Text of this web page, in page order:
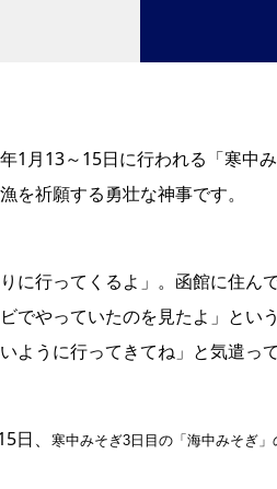
1月13～15日に行われる「寒中
を祈願する勇壮な神事です。
に行ってくるよ」。函館に住ん
でやっていたのを見たよ」とい
ように行ってきてね」と気遣って
日、 寒中みそぎ3日目の「海中みそぎ」